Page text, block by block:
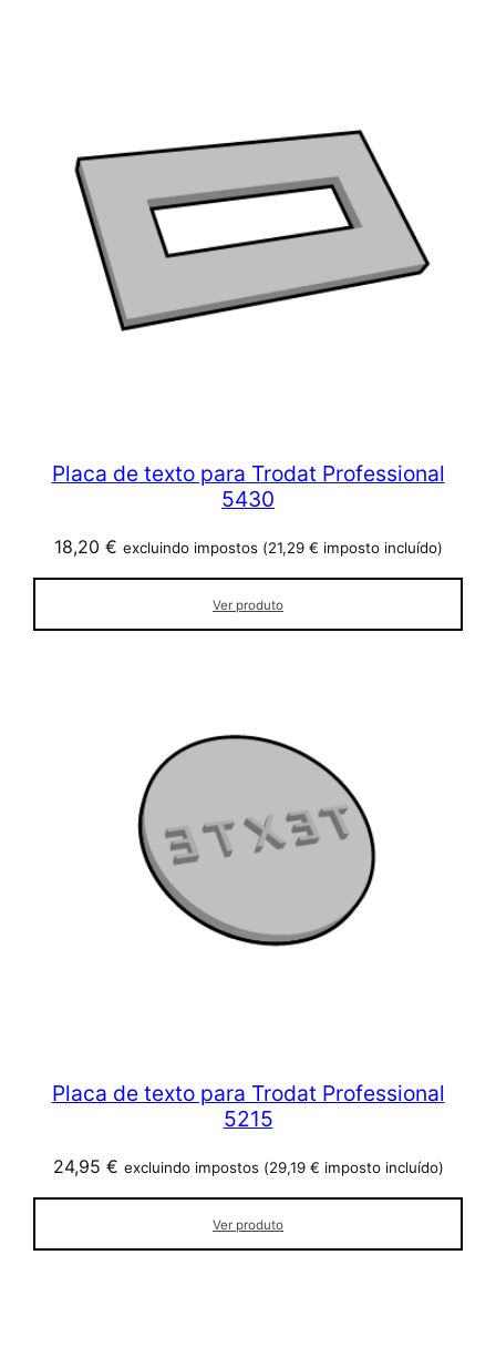
Placa de texto para Trodat Professional
5430
18,20 € excluindo impostos (21,29 € imposto incluído)
Ver produto
Placa de texto para Trodat Professional
5215
24,95 € excluindo impostos (29,19 € imposto incluído)
Ver produto